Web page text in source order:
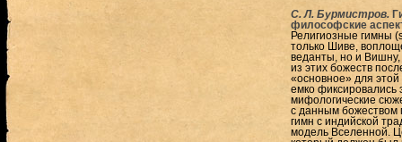
С. Л. Бурмистров.
философские
Религиозные гимны
только Шиве,
веданты, но и Вишну,
из этих божеств
«основное» для
емко фиксировались
мифологические
с данным божеством
гимн с индийской
модель Вселенной.